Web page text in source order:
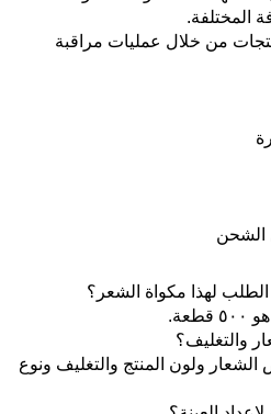
من خلال عمليات مراقبة
الشحن
الشعار ولون المنتج والتغليف ونوع